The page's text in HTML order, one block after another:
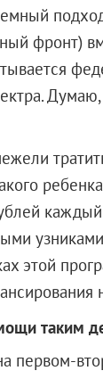
фронт)
ребенка
этой
таким
первом-